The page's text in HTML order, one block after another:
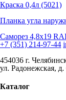
Краска 0,4л (5021)
Планка угла
Саморез 4,8х19
+7 (351) 214-97-44
454036 г.
ул. Радонежская,
Каталог